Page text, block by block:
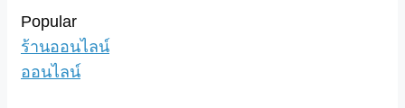
Popular
ร้านออนไลน์
ออนไลน์